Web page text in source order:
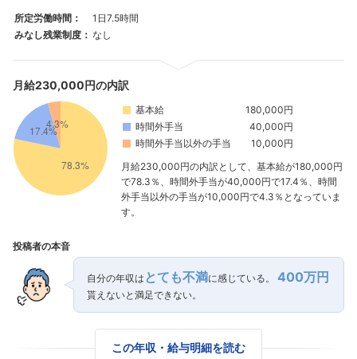
所定労働時間：
1日7.5時間
みなし残業制度： なし
月給230,000円の内訳
基本給
180,000円
時間外手当
40,000円
時間外手当以外の手当
10,000円
月給230,000円の内訳として、基本給が180,000円
で78.3％、時間外手当が40,000円で17.4％、時間
外手当以外の手当が10,000円で4.3％となっていま
す。
投稿者の本音
自分の年収は とても不満に感じている。 400万円
貰えないと満足できない。
この年収・給与明細を読む